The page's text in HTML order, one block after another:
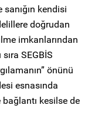
kendisi
doğrudan
imkanlarından
SEGBİS
önünü
esnasında
kesilse de